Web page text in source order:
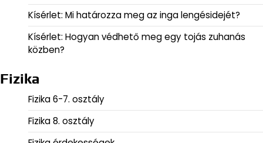
Kísérlet: Mi határozza meg az inga lengésidejét?
Kísérlet: Hogyan védhető meg egy tojás zuhanás
közben?
Fizika
Fizika 6-7. osztály
Fizika 8. osztály